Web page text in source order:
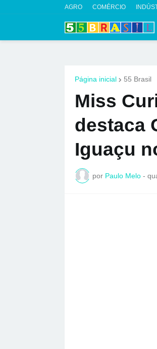
AGRO COMÉRCIO
Página inicial 55 Brasil
Miss
destaca
Iguaçu
por Paulo Melo -